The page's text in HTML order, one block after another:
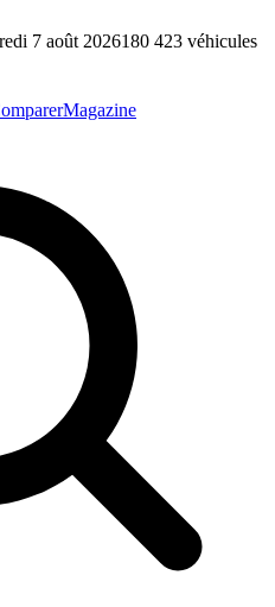
7 août 2026180 423 véhicules
Magazine